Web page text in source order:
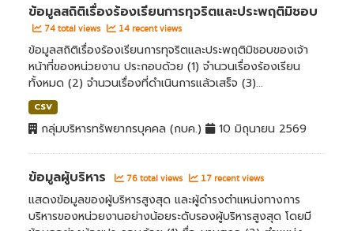
ข้อมูลสถิติเรื่องร้องเรียนการทุจริตและประพฤติมิชอบ
74 total views 14 recent views
ข้อมูลสถิติเรื่องร้องเรียนการทุจริตและประพฤติมิชอบของเจ้า
หน้าที่ของหน่วยงาน ประกอบด้วย (1) จำนวนเรื่องร้องเรียน
ทั้งหมด (2) จำนวนเรื่องที่ดำเนินการแล้วเสร็จ (3)...
CSV
กลุ่มบริหารทรัพยากรบุคคล (กบค.) 10 มิถุนายน 2569
ข้อมูลผู้บริหาร 76 total views 17 recent views
แสดงข้อมูลของผู้บริหารสูงสุด และผู้ดำรงตำแหน่งทางการ
บริหารของหน่วยงานอย่างน้อยระดับรองผู้บริหารสูงสุด โดยมี